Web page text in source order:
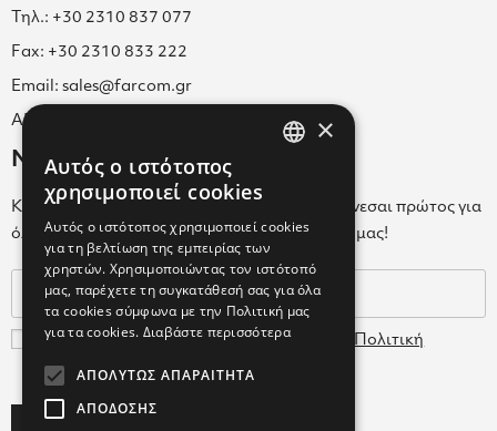
Τηλ.: +30 2310 837 077
Fax: +30 2310 833 222
Email: sales@farcom.gr
ΑΡ.Γ.Ε.ΜΗ. 038365205000
Newsletter
Κάνε εγγραφή στο Newsletter για να ενημερώνεσαι πρώτος για
όλα τα νέα μας και τα ολοκαίνουρια προϊόντα μας!
Συμφωνώ με τουςΌρους Χρήσης
Πολιτική
Δεδομένων
×
Αυτός ο ιστότοπος
χρησιμοποιεί cookies
Αυτός ο ιστότοπος χρησιμοποιεί cookies
για τη βελτίωση της εμπειρίας των
χρηστών. Χρησιμοποιώντας τον ιστότοπό
μας, παρέχετε τη συγκατάθεσή σας για όλα
τα cookies σύμφωνα με την Πολιτική μας
για τα cookies. Διαβάστε περισσότερα
ΑΠΟΛΎΤΩΣ ΑΠΑΡΑΊΤΗΤΑ
ΑΠΌΔΟΣΗΣ